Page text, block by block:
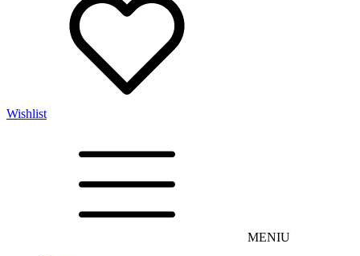
Wishlist
MENIU